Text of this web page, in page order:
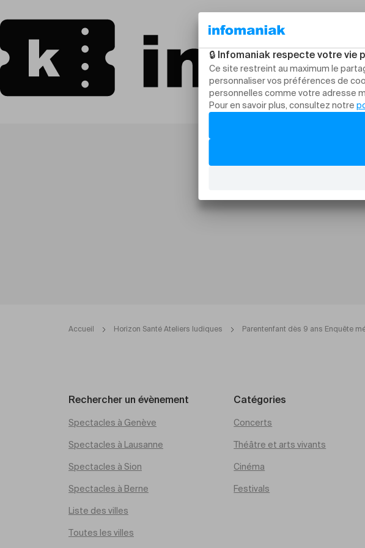
Accueil Horizon Santé Ateliers ludiques Parentenfant dès 9 ans Enquête
Rechercher un évènement
Spectacles à Genève
Spectacles à Lausanne
Spectacles à Sion
Spectacles à Berne
Liste des villes
Toutes les villes
Catégories
Concerts
Théâtre et arts vivants
Cinéma
Festivals